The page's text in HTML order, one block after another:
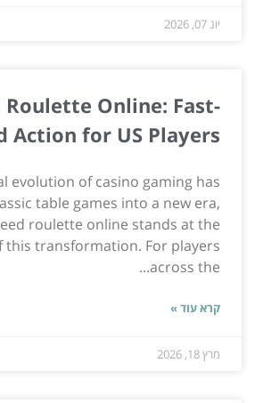
יונ 07, 2026
Roulette Online: Fast-
Action for US Players
evolution of casino gaming has
table games into a new era,
roulette online stands at the
transformation. For players
across the...
קרא עוד »
מרץ 18, 2026